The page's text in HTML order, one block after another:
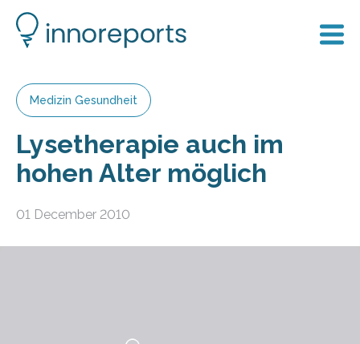
Medizin Gesundheit
Lysetherapie auch im
hohen Alter möglich
01 December 2010